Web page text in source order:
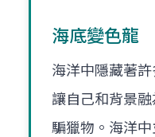
海底變色龍
海洋中隱藏著
讓自己和背景
騙獵物。海洋